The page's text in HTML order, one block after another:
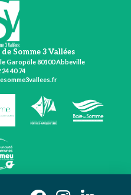
Somme 3 Vallées
Garopôle 80100 Abbeville
24 40 74